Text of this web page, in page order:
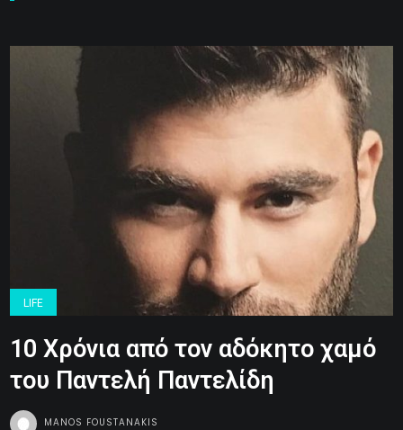
LIFE
10 Χρόνια από τον αδόκητο χαμό
του Παντελή Παντελίδη
MANOS FOUSTANAKIS